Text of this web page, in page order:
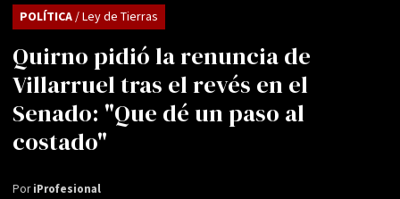
Quirno pidió la renuncia de
Villarruel tras el revés en el
Senado: "Que dé un paso al
costado"
POLÍTICA/ Ley de Tierras
PoriProfesional